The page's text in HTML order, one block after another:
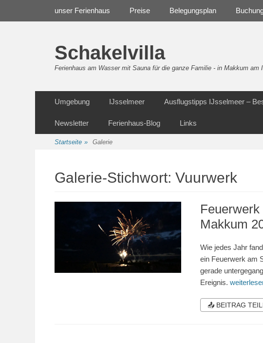
unser Ferienhaus Preise Belegungsplan
Schakelvilla
Ferienhaus am Wasser mit Sauna für die ganze Familie - in Makkum am
Inhalt
Umgebung IJsselmeer Ausflugstipps IJsselmeer –
Newsletter Ferienhaus-Blog Links
Startseite » Galerie
Galerie-Stichwort: Vuurwerk
Makkum
Wie jedes Jahr
ein Feuerwerk am
gerade
Ereignis.
📤 BEITRAG